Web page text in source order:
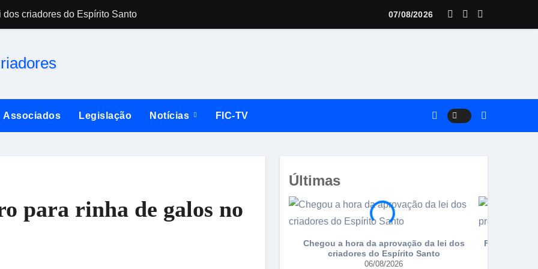
criadores do Espírito Santo Falsificador de anilhas de pássaros é preso com vasto material
07/08/2026
Associados Legislação Notícias FIC-TV
para rinha de galos no
Últimas
Chegou a hora da aprovação da lei dos
criadores do Espírito Santo
06/08/2026
Falsificador